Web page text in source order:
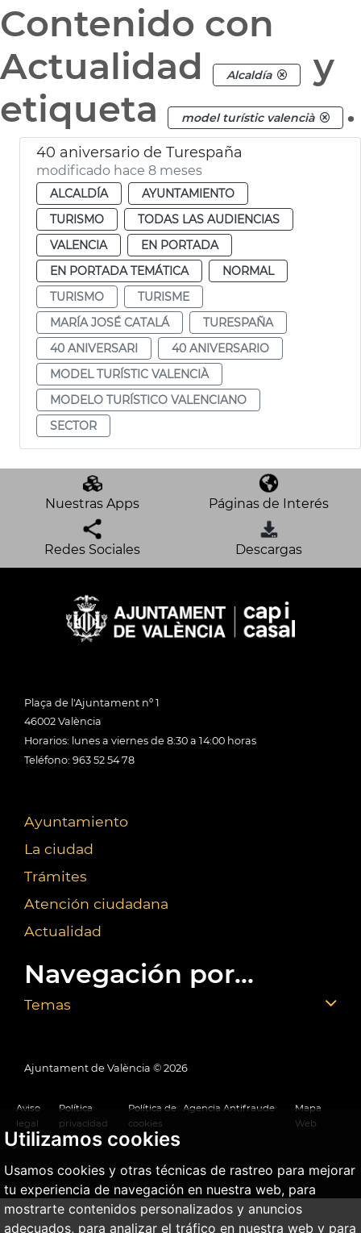
Utilizamos cookies
Usamos cookies y otras técnicas de rastreo para mejorar
tu experiencia de navegación en nuestra web, para
mostrarte contenidos personalizados y anuncios
adecuados, para analizar el tráfico en nuestra web y para
Contenido con
Actualidad
Alcaldía
y
etiqueta
model turístic valencià .
40 aniversario de Turespaña
modificado hace 8 meses
ALCALDÍA
AYUNTAMIENTO
TURISMO
TODAS LAS AUDIENCIAS
VALENCIA
EN PORTADA
EN PORTADA TEMÁTICA
NORMAL
TURISMO
TURISME
MARÍA JOSÉ CATALÁ
TURESPAÑA
40 ANIVERSARI
40 ANIVERSARIO
MODEL TURÍSTIC VALENCIÀ
MODELO TURÍSTICO VALENCIANO
SECTOR
Nuestras Apps Páginas de Interés
Redes Sociales Descargas
Plaça de l'Ajuntament nº 1
46002 València
Horarios: lunes a viernes de 8:30 a 14:00 horas
Teléfono: 963 52 54 78
Ayuntamiento
La ciudad
Trámites
Atención ciudadana
Actualidad
Navegación por...
Temas
Ajuntament de València © 2026
Aviso
legal
Política
privacidad
Política de
cookies
Agencia Antifraude
Mapa
Web